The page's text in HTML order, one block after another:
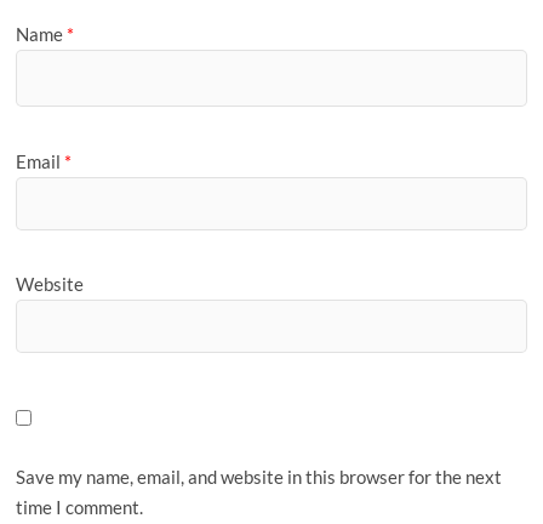
Name *
Email *
Website
Save my name, email, and website in this browser for the next
time I comment.